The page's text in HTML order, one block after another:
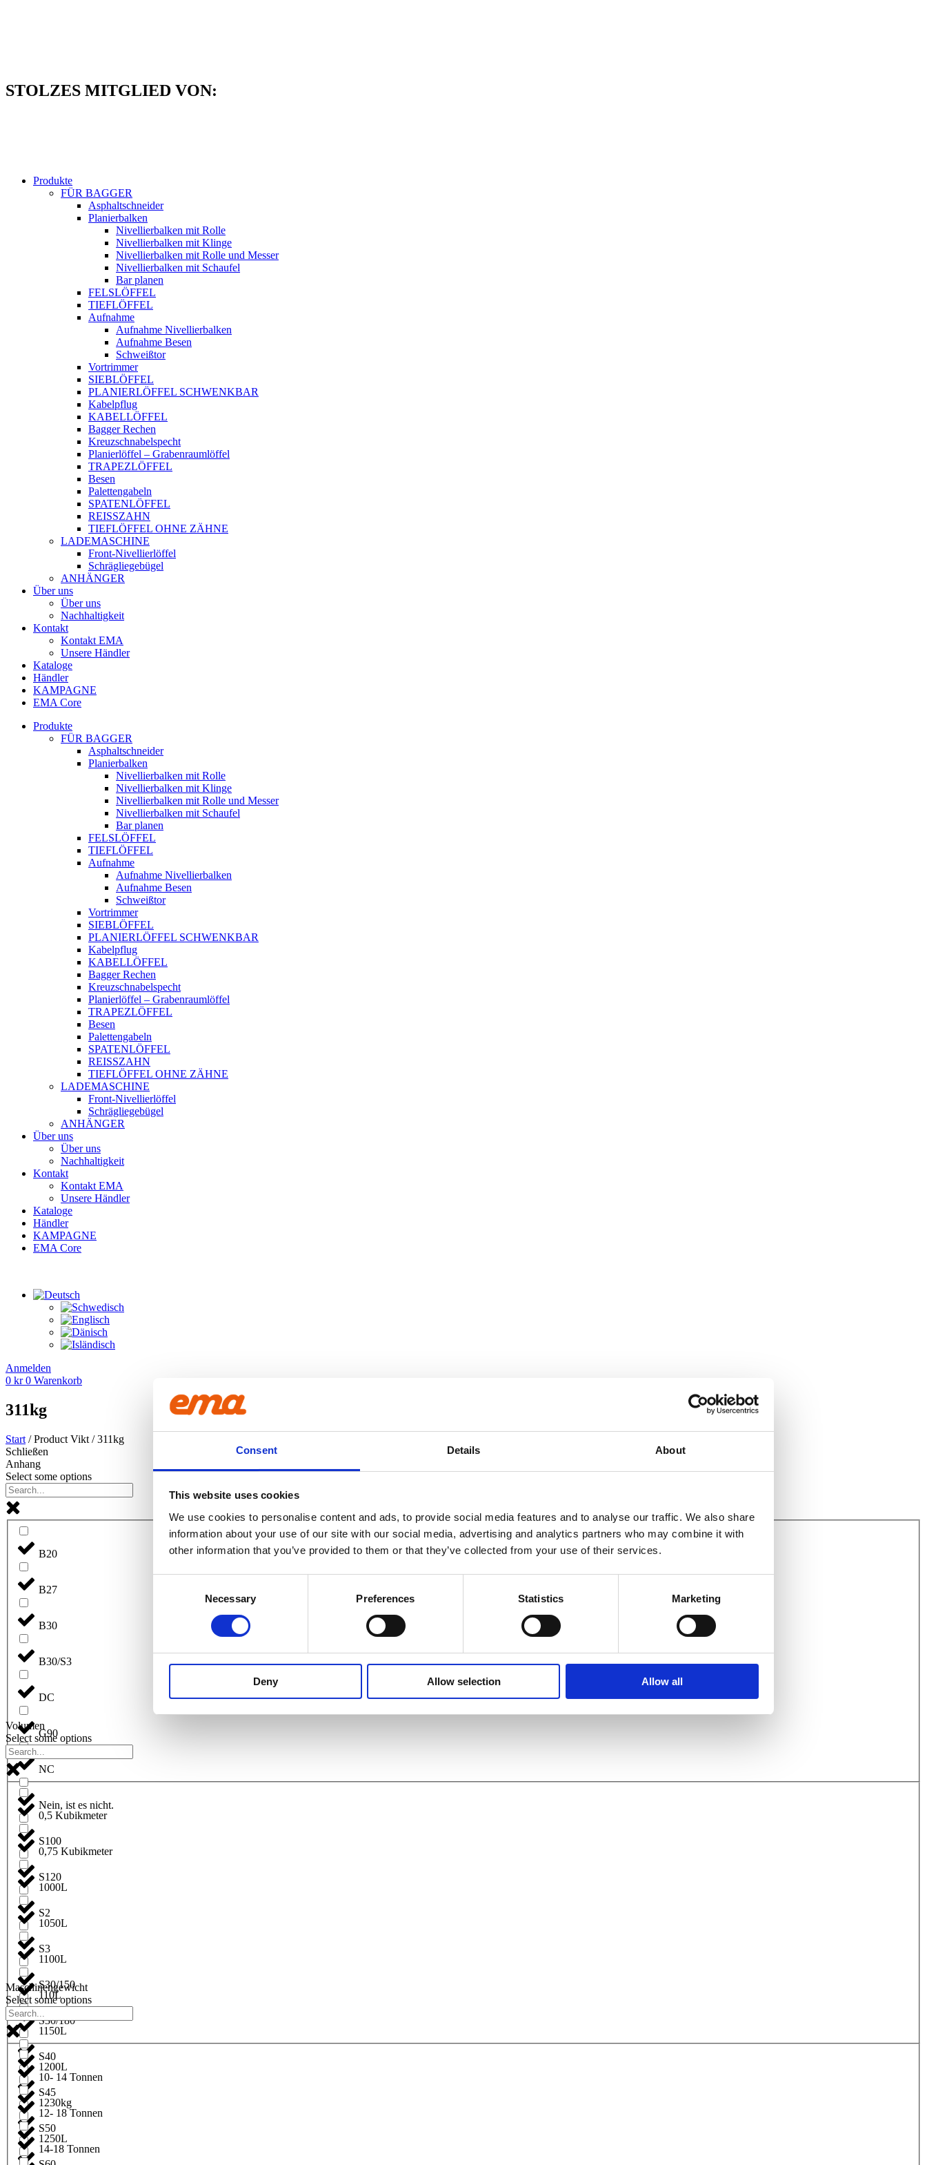
Consent Details About
This website uses cookies
We use cookies to personalise content and ads, to provide social media features and to analyse our traffic. We also share
information about your use of our site with our social media, advertising and analytics partners who may combine it with
other information that you’ve provided to them or that they’ve collected from your use of their services.
Necessary Preferences Statistics Marketing
Deny Allow selection Allow all
STOLZES MITGLIED VON:
Produkte
FÜR BAGGER
Asphaltschneider
Planierbalken
Nivellierbalken mit Rolle
Nivellierbalken mit Klinge
Nivellierbalken mit Rolle und Messer
Nivellierbalken mit Schaufel
Bar planen
FELSLÖFFEL
TIEFLÖFFEL
Aufnahme
Aufnahme Nivellierbalken
Aufnahme Besen
Schweißtor
Vortrimmer
SIEBLÖFFEL
PLANIERLÖFFEL SCHWENKBAR
Kabelpflug
KABELLÖFFEL
Bagger Rechen
Kreuzschnabelspecht
Planierlöffel – Grabenraumlöffel
TRAPEZLÖFFEL
Besen
Palettengabeln
SPATENLÖFFEL
REISSZAHN
TIEFLÖFFEL OHNE ZÄHNE
LADEMASCHINE
Front-Nivellierlöffel
Schrägliegebügel
ANHÄNGER
Über uns
Über uns
Nachhaltigkeit
Kontakt
Kontakt EMA
Unsere Händler
Kataloge
Händler
KAMPAGNE
EMA Core
Produkte
FÜR BAGGER
Asphaltschneider
Planierbalken
Nivellierbalken mit Rolle
Nivellierbalken mit Klinge
Nivellierbalken mit Rolle und Messer
Nivellierbalken mit Schaufel
Bar planen
FELSLÖFFEL
TIEFLÖFFEL
Aufnahme
Aufnahme Nivellierbalken
Aufnahme Besen
Schweißtor
Vortrimmer
SIEBLÖFFEL
PLANIERLÖFFEL SCHWENKBAR
Kabelpflug
KABELLÖFFEL
Bagger Rechen
Kreuzschnabelspecht
Planierlöffel – Grabenraumlöffel
TRAPEZLÖFFEL
Besen
Palettengabeln
SPATENLÖFFEL
REISSZAHN
TIEFLÖFFEL OHNE ZÄHNE
LADEMASCHINE
Front-Nivellierlöffel
Schrägliegebügel
ANHÄNGER
Über uns
Über uns
Nachhaltigkeit
Kontakt
Kontakt EMA
Unsere Händler
Kataloge
Händler
KAMPAGNE
EMA Core
Anmelden
0 kr 0 Warenkorb
311kg
Start / Product Vikt / 311kg
Schließen
Anhang
Select some options
B20
B27
B30
B30/S3
DC
G90
NC
Nein, ist es nicht.
S100
S120
S2
S3
S30/150
S30/180
S40
S45
S50
Volumen
Select some options
0,5 Kubikmeter
0,75 Kubikmeter
1000L
1050L
1100L
110L
1150L
1200L
1230kg
1250L
Maschinengewicht
Select some options
10- 14 Tonnen
12- 18 Tonnen
14-18 Tonnen